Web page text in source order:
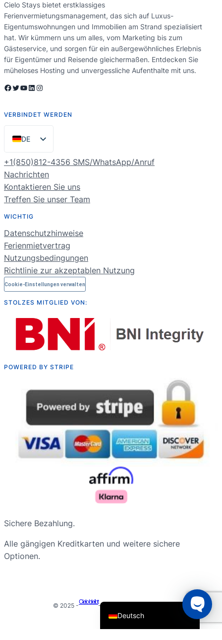
Cielo Stays bietet erstklassiges
Ferienvermietungsmanagement, das sich auf Luxus-
Eigentumswohnungen und Immobilien am Strand spezialisiert
hat. Wir kümmern uns um alles, vom Marketing bis zum
Gästeservice, und sorgen für ein außergewöhnliches Erlebnis
für Eigentümer und Reisende gleichermaßen. Entdecken Sie
müheloses Hosting und unvergessliche Aufenthalte mit uns.
Facebook Twitter YouTube LinkedIn Instagram
VERBINDET WERDEN
DE
EN
ES
PT
FR
NL
RU
+1(850)812-4356 SMS/WhatsApp/Anruf
Nachrichten
Kontaktieren Sie uns
Treffen Sie unser Team
WICHTIG
Datenschutzhinweise
Ferienmietvertrag
Nutzungsbedingungen
Richtlinie zur akzeptablen Nutzung
Cookie-Einstellungen verwalten
STOLZES MITGLIED VON:
POWERED BY STRIPE
Sichere Bezahlung.
Alle gängigen Kreditkarten und weitere sichere
Optionen.
© 2025 -
Cielo bleibt
- Alle Rechte vorbehalten
Deutsch
Français du Canada